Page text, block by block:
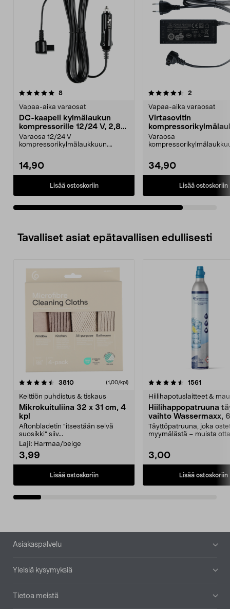
8arvostelut
Vapaa-aika varaosat
DC-kaapeli kylmälaukun
kompressorille 12/24 V, 2,8
m
Varaosa 12/24 V
kompressorikylmälaukkuun.
14,90
Lisää ostoskoriin
4.5viidestä
2
Vapaa-aika varaosat
Virtasovitin
230 V, 90 W
Varaosa
34,90
Lisää ostoskoriin
Tavalliset asiat epätavallisen edullisesti
3810arvostelut (1,00/kpl)
Keittiön puhdistus & tiskaus
Mikrokuituliina 32 x 31 cm, 4
kpl
Aftonbladetin "itsestään selvä
suosikki" siiv...
Laji: Harmaa/beige
3,99
Lisää ostoskoriin
4.5viidestä
1561
Hiilihapotuslaitteet &
Hiilihappopatruuna
vaihto Wassermaxx,
Täyttöpatruuna, joka
myymälästä – muista
3,00
Lisää ostoskoriin
4.5viidestä
Alatunniste
Asiakaspalvelu
Yleisiä kysymyksiä
Tietoa meistä